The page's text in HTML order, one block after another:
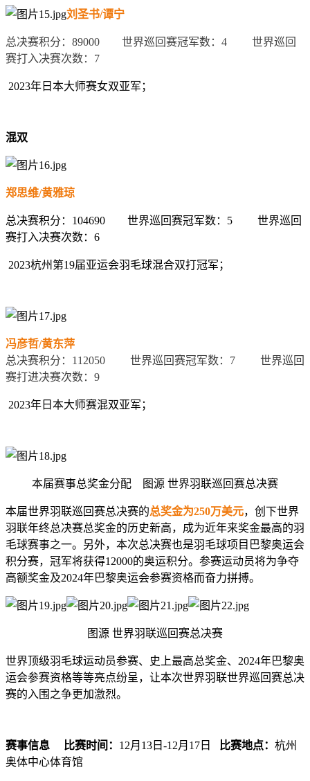
刘圣书/谭宁
总决赛积分： 89000 世界巡回赛冠军数： 4 世界巡回
赛打入决赛次数： 7
2023年日本大师赛女双亚军；
混双
郑思维/黄雅琼
总决赛积分： 104690 世界巡回赛冠军数： 5 世界巡回
赛打入决赛次数： 6
2023杭州第19届亚运会羽毛球混合双打冠军；
冯彦哲/黄东萍
总决赛积分： 112050 世界巡回赛冠军数： 7 世界巡回
赛打进决赛次数： 9
2023年日本大师赛混双亚军；
本届赛事总奖金分配 图源 世界羽联巡回赛总决赛
本届世界羽联巡回赛总决赛的总奖金为250万美元，创下世界
羽联年终总决赛总奖金的历史新高，成为近年来奖金最高的羽
毛球赛事之一。另外，本次总决赛也是羽毛球项目巴黎奥运会
积分赛，冠军将获得12000的奥运积分。参赛运动员将为争夺
高额奖金及2024年巴黎奥运会参赛资格而奋力拼搏。
图源 世界羽联巡回赛总决赛
世界顶级羽毛球运动员参赛、史上最高总奖金、 2024年巴黎奥
运会参赛资格等等亮点纷呈，让本次世界羽联世界巡回赛总决
赛的入围之争更加激烈。
赛事信息 比赛时间： 12月 13 日 -12月 17 日 比赛地点： 杭州
奥体中心体育馆